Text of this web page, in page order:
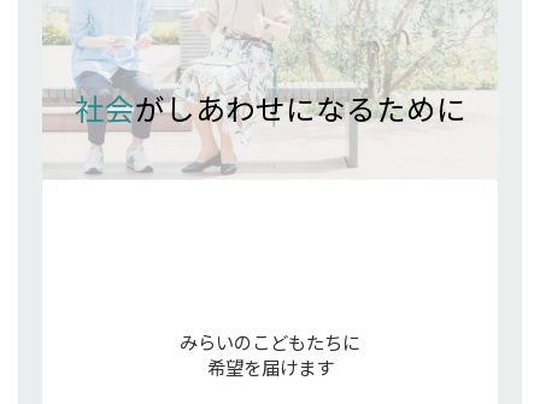
社会がしあわせになるために
みらいのこどもたちに
希望を届けます